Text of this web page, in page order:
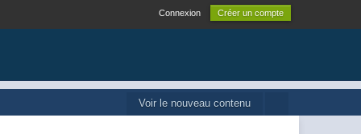
Connexion Créer un compte
Voir le nouveau contenu